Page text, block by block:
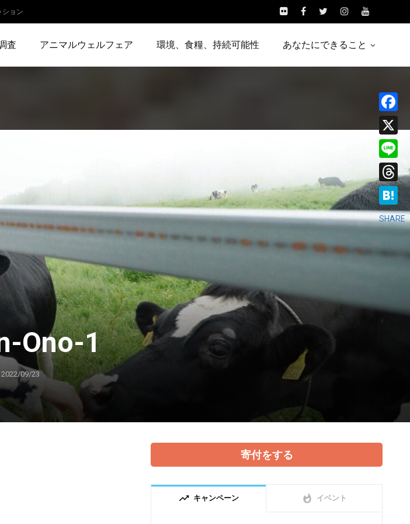
査 アニマルウェルフェア 環境、食糧、持続可能性 あなたにできること
ション
Ono-1
2022/09/23
寄付をする
trending_up キャンペーン whatshot イベント
X
Line
Threads
Hatena
SHARE